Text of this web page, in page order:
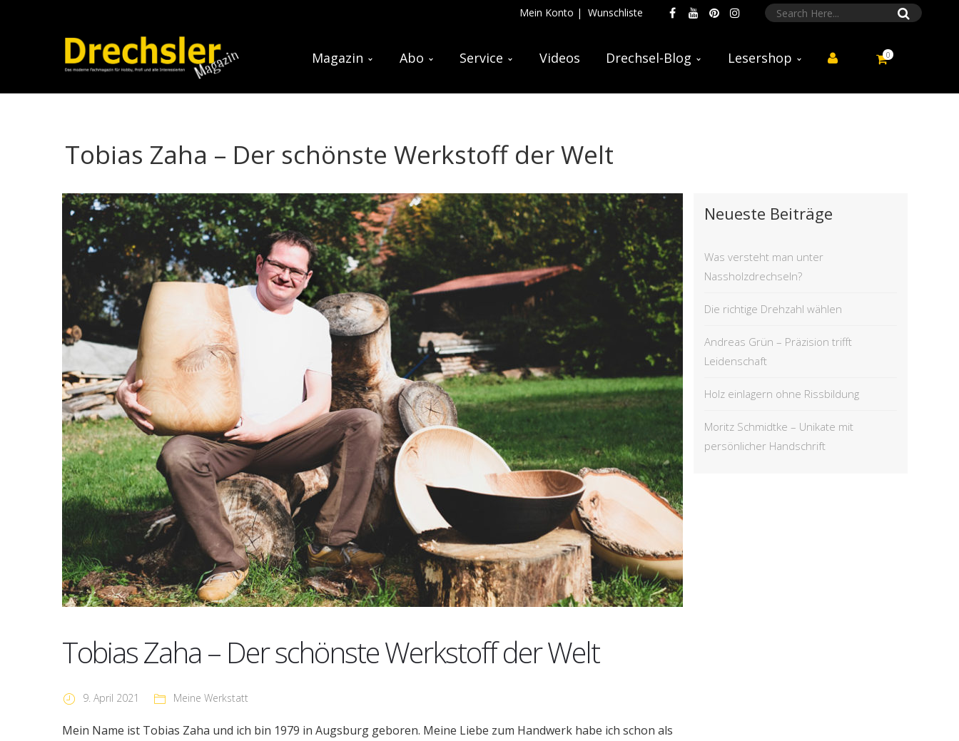
Mein Konto | Wunschliste
Magazin Abo Service Videos Drechsel-Blog Lesershop 0
Tobias Zaha – Der schönste Werkstoff der Welt
Tobias Zaha – Der schönste Werkstoff der Welt
9. April 2021 Meine Werkstatt
Mein Name ist Tobias Zaha und ich bin 1979 in Augsburg geboren. Meine Liebe zum Handwerk habe ich schon als
Neueste Beiträge
Was versteht man unter
Nassholzdrechseln?
Die richtige Drehzahl wählen
Andreas Grün – Präzision trifft
Leidenschaft
Holz einlagern ohne Rissbildung
Moritz Schmidtke – Unikate mit
persönlicher Handschrift